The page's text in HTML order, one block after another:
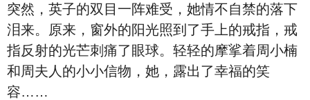
突然，英子的双目一阵难受，她情不自禁的落下
泪来。原来，窗外的阳光照到了手上的戒指，戒
指反射的光芒刺痛了眼球。轻轻的摩挲着周小楠
和周夫人的小小信物，她，露出了幸福的笑
容……